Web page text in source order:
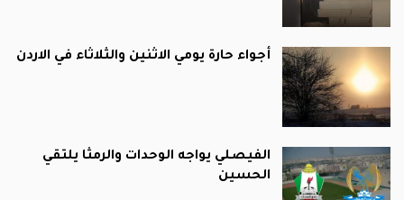
أجواء حارة يومي الاثنين والثلاثاء في الاردن
الفيصلي يواجه الوحدات والرمثا يلتقي
الحسين